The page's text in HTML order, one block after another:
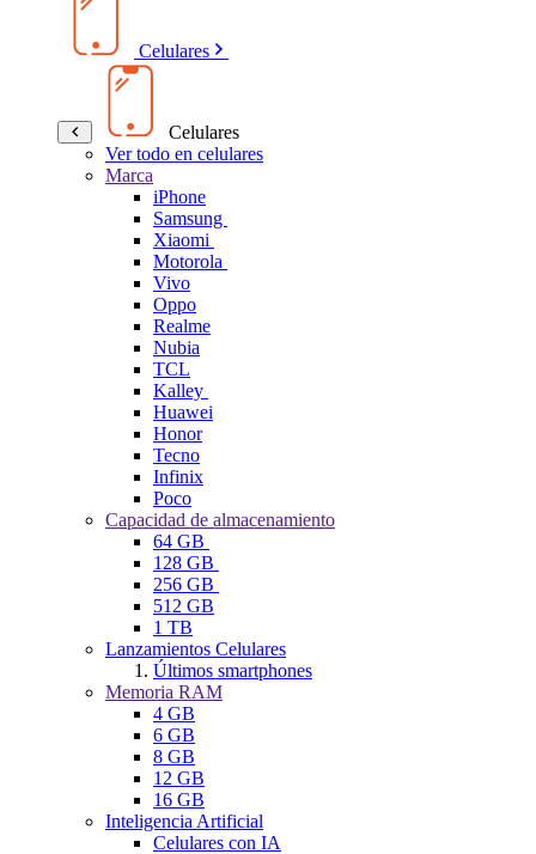
Celulares
Celulares
Ver todo en celulares
Marca
iPhone
Samsung
Xiaomi
Motorola
Vivo
Oppo
Realme
Nubia
TCL
Kalley
Huawei
Honor
Tecno
Infinix
Poco
Capacidad de almacenamiento
64 GB
128 GB
256 GB
512 GB
1 TB
Lanzamientos Celulares
Últimos smartphones
Memoria RAM
4 GB
6 GB
8 GB
12 GB
16 GB
Inteligencia Artificial
Celulares con IA